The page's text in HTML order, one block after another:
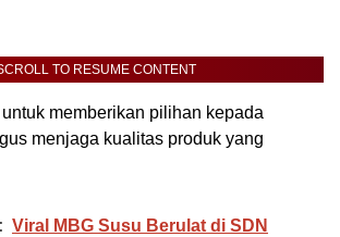
TO RESUME CONTENT
memberikan pilihan kepada
menjaga kualitas produk yang
Viral MBG Susu Berulat di SDN